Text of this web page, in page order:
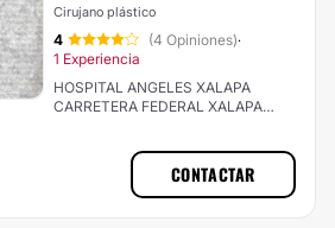
Cirujano plástico
4 (4 Opiniones)·
1 Experiencia
HOSPITAL ANGELES XALAPA
CARRETERA FEDERAL XALAPA
CONTACTAR